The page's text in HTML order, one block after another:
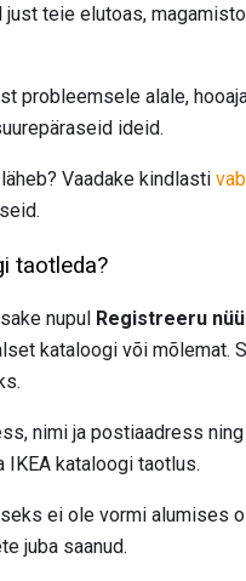
just teie elutoas,
probleemsele alale,
ideid.
Vaadake kindlasti
taotleda?
nupul Registreeru
kataloogi või mõlemat.
nimi ja postiaadress
kataloogi taotlus.
ei ole vormi alumises
juba saanud.